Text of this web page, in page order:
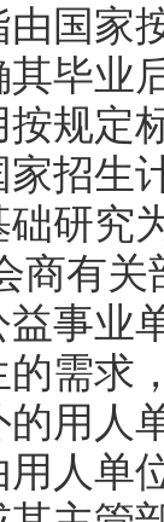
家按
毕业
规定
招生
研究
商有
事业
的需求
用人
人单